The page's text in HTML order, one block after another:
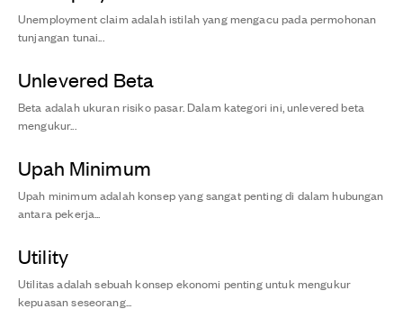
Unemployment claim adalah istilah yang mengacu pada permohonan
tunjangan tunai...
Unlevered Beta
Beta adalah ukuran risiko pasar. Dalam kategori ini, unlevered beta
mengukur...
Upah Minimum
Upah minimum adalah konsep yang sangat penting di dalam hubungan
antara pekerja...
Utility
Utilitas adalah sebuah konsep ekonomi penting untuk mengukur
kepuasan seseorang...